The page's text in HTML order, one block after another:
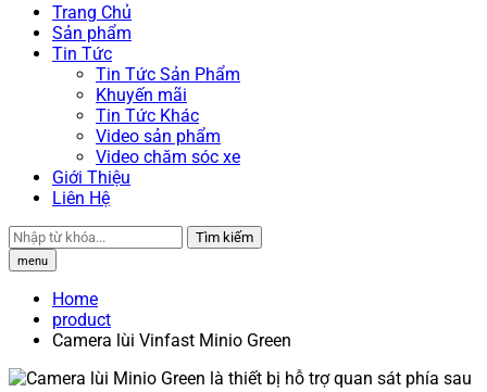
Trang Chủ
Sản phẩm
Tin Tức
Tin Tức Sản Phẩm
Khuyến mãi
Tin Tức Khác
Video sản phẩm
Video chăm sóc xe
Giới Thiệu
Liên Hệ
Tìm kiếm
menu
Home
product
Camera lùi Vinfast Minio Green